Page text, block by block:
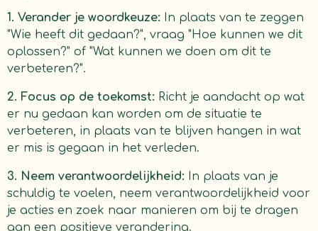
1. Verander je woordkeuze: In plaats van te zeggen
"Wie heeft dit gedaan?", vraag "Hoe kunnen we dit
oplossen?" of "Wat kunnen we doen om dit te
verbeteren?".
2. Focus op de toekomst: Richt je aandacht op wat
er nu gedaan kan worden om de situatie te
verbeteren, in plaats van te blijven hangen in wat
er mis is gegaan in het verleden.
3. Neem verantwoordelijkheid: In plaats van je
schuldig te voelen, neem verantwoordelijkheid voor
je acties en zoek naar manieren om bij te dragen
aan een positieve verandering.